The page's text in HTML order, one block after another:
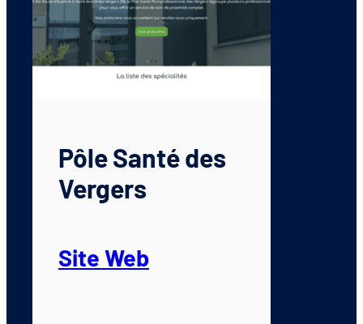
Pôle Santé des
Vergers
Site Web